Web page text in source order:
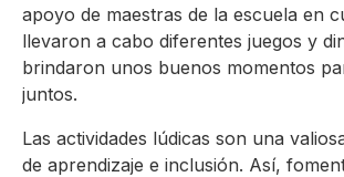
apoyo de maestras de la escuela en
llevaron a cabo diferentes juegos y
brindaron unos buenos momentos
juntos.
Las actividades lúdicas son una
de aprendizaje e inclusión. Así,